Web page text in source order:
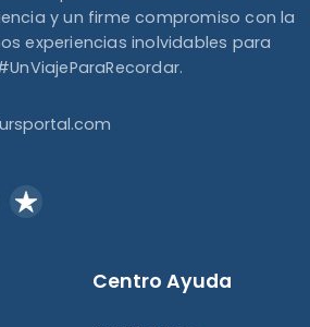
y un firme compromiso con la
experiencias inolvidables para
Centro Ayuda